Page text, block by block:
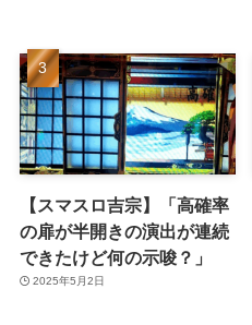
【スマスロ吉宗】「高確率
の扉が半開きの演出が連続
できたけど何の示唆？」
2025年5月2日